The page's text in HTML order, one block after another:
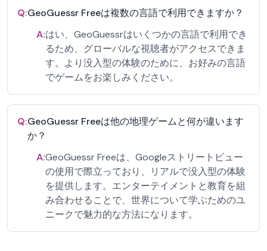
Q:GeoGuessr Freeは複数の言語で利用できますか？
A:はい、GeoGuessrはいくつかの言語で利用でき
るため、グローバルな視聴者がアクセスできま
す。より没入型の体験のために、お好みの言語
でゲームをお楽しみください。
Q:GeoGuessr Freeは他の地理ゲームと何が違います
か？
A:GeoGuessr Freeは、Googleストリートビュー
の使用で際立っており、リアルで没入型の体験
を提供します。エンターテイメントと教育を組
み合わせることで、世界について学ぶためのユ
ニークで魅力的な方法になります。